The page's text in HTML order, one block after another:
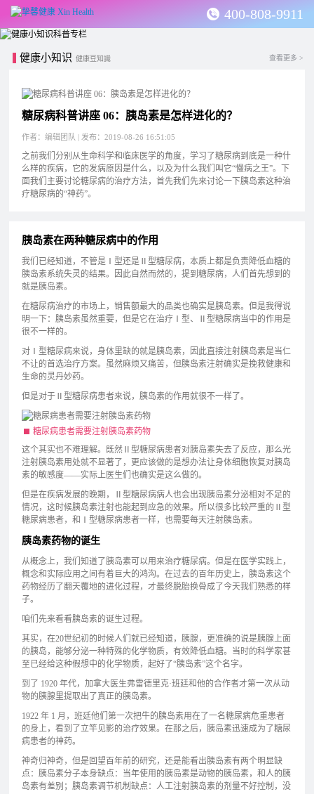
400-808-9911
健康小知识 健康豆知識 查看更多 >
糖尿病科普讲座 06：胰岛素是怎样进化的？
作者：编辑团队 | 发布：2019-08-26 16:51:05
之前我们分别从生命科学和临床医学的角度，学习了糖尿病到底是一种什
么样的疾病，它的发病原因是什么，以及为什么我们叫它“慢病之王”。下
面我们主要讨论糖尿病的治疗方法，首先我们先来讨论一下胰岛素这种治
疗糖尿病的“神药”。
胰岛素在两种糖尿病中的作用
我们已经知道，不管是Ⅰ型还是Ⅱ型糖尿病，本质上都是负责降低血糖的
胰岛素系统失灵的结果。因此自然而然的，提到糖尿病，人们首先想到的
就是胰岛素。
在糖尿病治疗的市场上，销售额最大的品类也确实是胰岛素。但是我得说
明一下：胰岛素虽然重要，但是它在治疗Ⅰ型、Ⅱ型糖尿病当中的作用是
很不一样的。
对Ⅰ型糖尿病来说，身体里缺的就是胰岛素，因此直接注射胰岛素是当仁
不让的首选治疗方案。虽然麻烦又痛苦，但胰岛素注射确实是挽救健康和
生命的灵丹妙药。
但是对于Ⅱ型糖尿病患者来说，胰岛素的作用就很不一样了。
糖尿病患者需要注射胰岛素药物
这个其实也不难理解。既然Ⅱ型糖尿病患者对胰岛素失去了反应，那么光
注射胰岛素用处就不显著了，更应该做的是想办法让身体细胞恢复对胰岛
素的敏感度——实际上医生们也确实是这么做的。
但是在疾病发展的晚期，Ⅱ型糖尿病病人也会出现胰岛素分泌相对不足的
情况，这时候胰岛素注射也能起到应急的效果。所以很多比较严重的Ⅱ型
糖尿病患者，和Ⅰ型糖尿病患者一样，也需要每天注射胰岛素。
胰岛素药物的诞生
从概念上，我们知道了胰岛素可以用来治疗糖尿病。但是在医学实践上，
概念和实际应用之间有着巨大的鸿沟。在过去的百年历史上，胰岛素这个
药物经历了翻天覆地的进化过程，才最终脱胎换骨成了今天我们熟悉的样
子。
咱们先来看看胰岛素的诞生过程。
其实，在20世纪初的时候人们就已经知道，胰腺，更准确的说是胰腺上面
的胰岛，能够分泌一种特殊的化学物质，有效降低血糖。当时的科学家甚
至已经给这种假想中的化学物质，起好了“胰岛素”这个名字。
到了 1920 年代，加拿大医生弗雷德里克·班廷和他的合作者才第一次从动
物的胰腺里提取出了真正的胰岛素。
1922 年 1 月，班廷他们第一次把牛的胰岛素用在了一名糖尿病危重患者
的身上，看到了立竿见影的治疗效果。在那之后，胰岛素迅速成为了糖尿
病患者的神药。
神奇归神奇，但是回望百年前的研究，还是能看出胰岛素有两个明显缺
点：胰岛素分子本身缺点：当年使用的胰岛素是动物的胰岛素，和人的胰
岛素有差别；胰岛素调节机制缺点：人工注射胰岛素的剂量不好控制，没